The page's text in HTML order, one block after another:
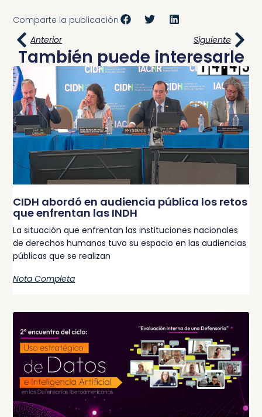
Comparte la publicación
Anterior
Siguiente
También puede interesarle
CIDH abordó en audiencia pública los retos
que enfrentan las INDH
La situación que enfrentan las instituciones nacionales
de derechos humanos tuvo su espacio en las audiencias
públicas que se realizan
Nota Completa